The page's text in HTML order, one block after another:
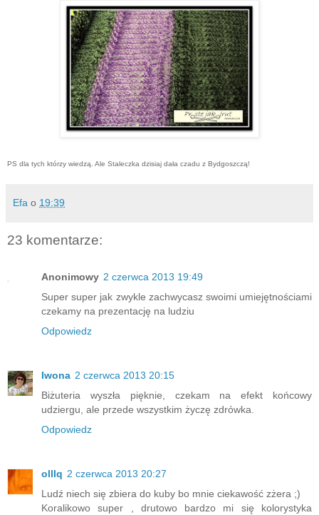
PS dla tych którzy wiedzą. Ale Staleczka dzisiaj dała czadu z Bydgoszczą!
Efa o 19:39
23 komentarze:
Anonimowy 2 czerwca 2013 19:49
Super super jak zwykle zachwycasz swoimi umiejętnościami
czekamy na prezentację na ludziu
Odpowiedz
Iwona 2 czerwca 2013 20:15
Biżuteria wyszła pięknie, czekam na efekt końcowy
udziergu, ale przede wszystkim życzę zdrówka.
Odpowiedz
olllq 2 czerwca 2013 20:27
Ludź niech się zbiera do kuby bo mnie ciekawość zżera ;)
Koralikowo super , drutowo bardzo mi się kolorystyka